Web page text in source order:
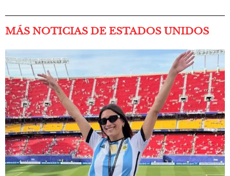
MÁS NOTICIAS DE ESTADOS UNIDOS